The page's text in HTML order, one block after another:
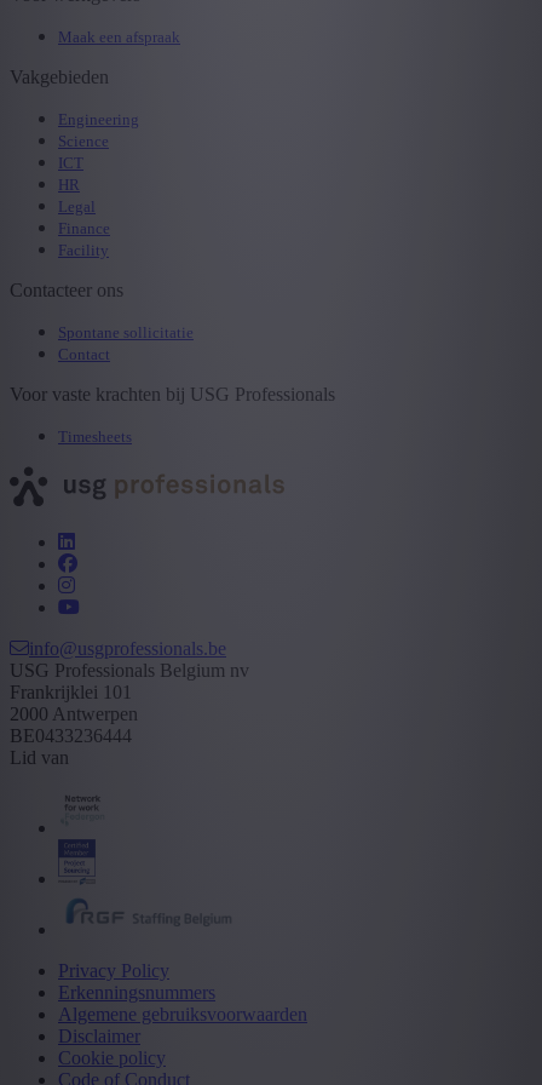
Maak een afspraak
Vakgebieden
Engineering
Science
ICT
HR
Legal
Finance
Facility
Contacteer ons
Spontane sollicitatie
Contact
Voor vaste krachten bij USG Professionals
Timesheets
info@usgprofessionals.be
USG Professionals Belgium nv
Frankrijklei 101
2000 Antwerpen
BE0433236444
Lid van
Privacy Policy
Erkenningsnummers
Algemene gebruiksvoorwaarden
Disclaimer
Cookie policy
Code of Conduct